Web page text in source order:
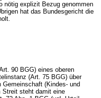
nötig explizit Bezug genommen
hat das Bundesgericht die
90 BGG) eines oberen
(Art. 75 BGG) über
(Kindes- und
Streit steht damit eine